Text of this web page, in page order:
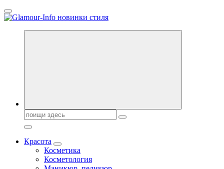
Перейти
к
Секреты молодости, красоты и долголетия. Гламурный журнал
Поиск:
Красота
Косметика
Косметология